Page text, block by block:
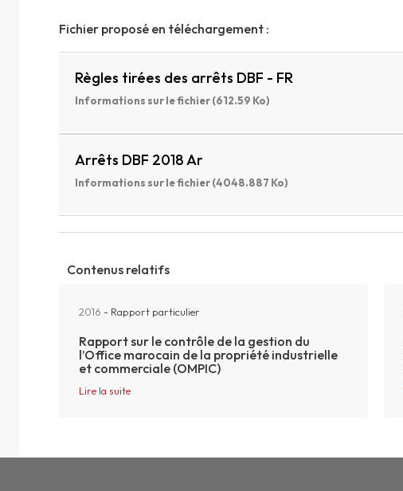
Fichier proposé en téléchargement :
Règles tirées des arrêts DBF - FR
Informations sur le fichier (612.59 Ko)
Arrêts DBF 2018 Ar
Informations sur le fichier (4048.887 Ko)
Contenus relatifs
2016 - Rapport particulier
Rapport sur le contrôle de la gestion du
l’Office marocain de la propriété industrielle
et commerciale (OMPIC)
Lire la suite